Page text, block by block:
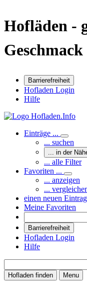
Hofläden -
Geschmack
Barrierefreiheit
Hofladen Login
Hilfe
Einträge ...
... suchen
... in der
... alle Filter
Favoriten ...
... anzeigen
...
einen neuen
Meine Favoriten
Barrierefreiheit
Hofladen Login
Hilfe
Hofladen finden
Menu